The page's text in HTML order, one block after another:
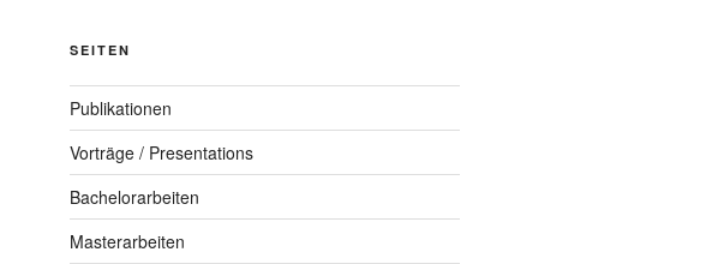
SEITEN
Publikationen
Vorträge / Presentations
Bachelorarbeiten
Masterarbeiten